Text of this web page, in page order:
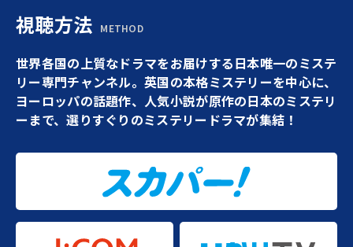
視聴方法 METHOD
世界各国の上質なドラマをお届けする日本唯一のミステ
リー専門チャンネル。英国の本格ミステリーを中心に、
ヨーロッパの話題作、人気小説が原作の日本のミステリ
ーまで、選りすぐりのミステリードラマが集結！